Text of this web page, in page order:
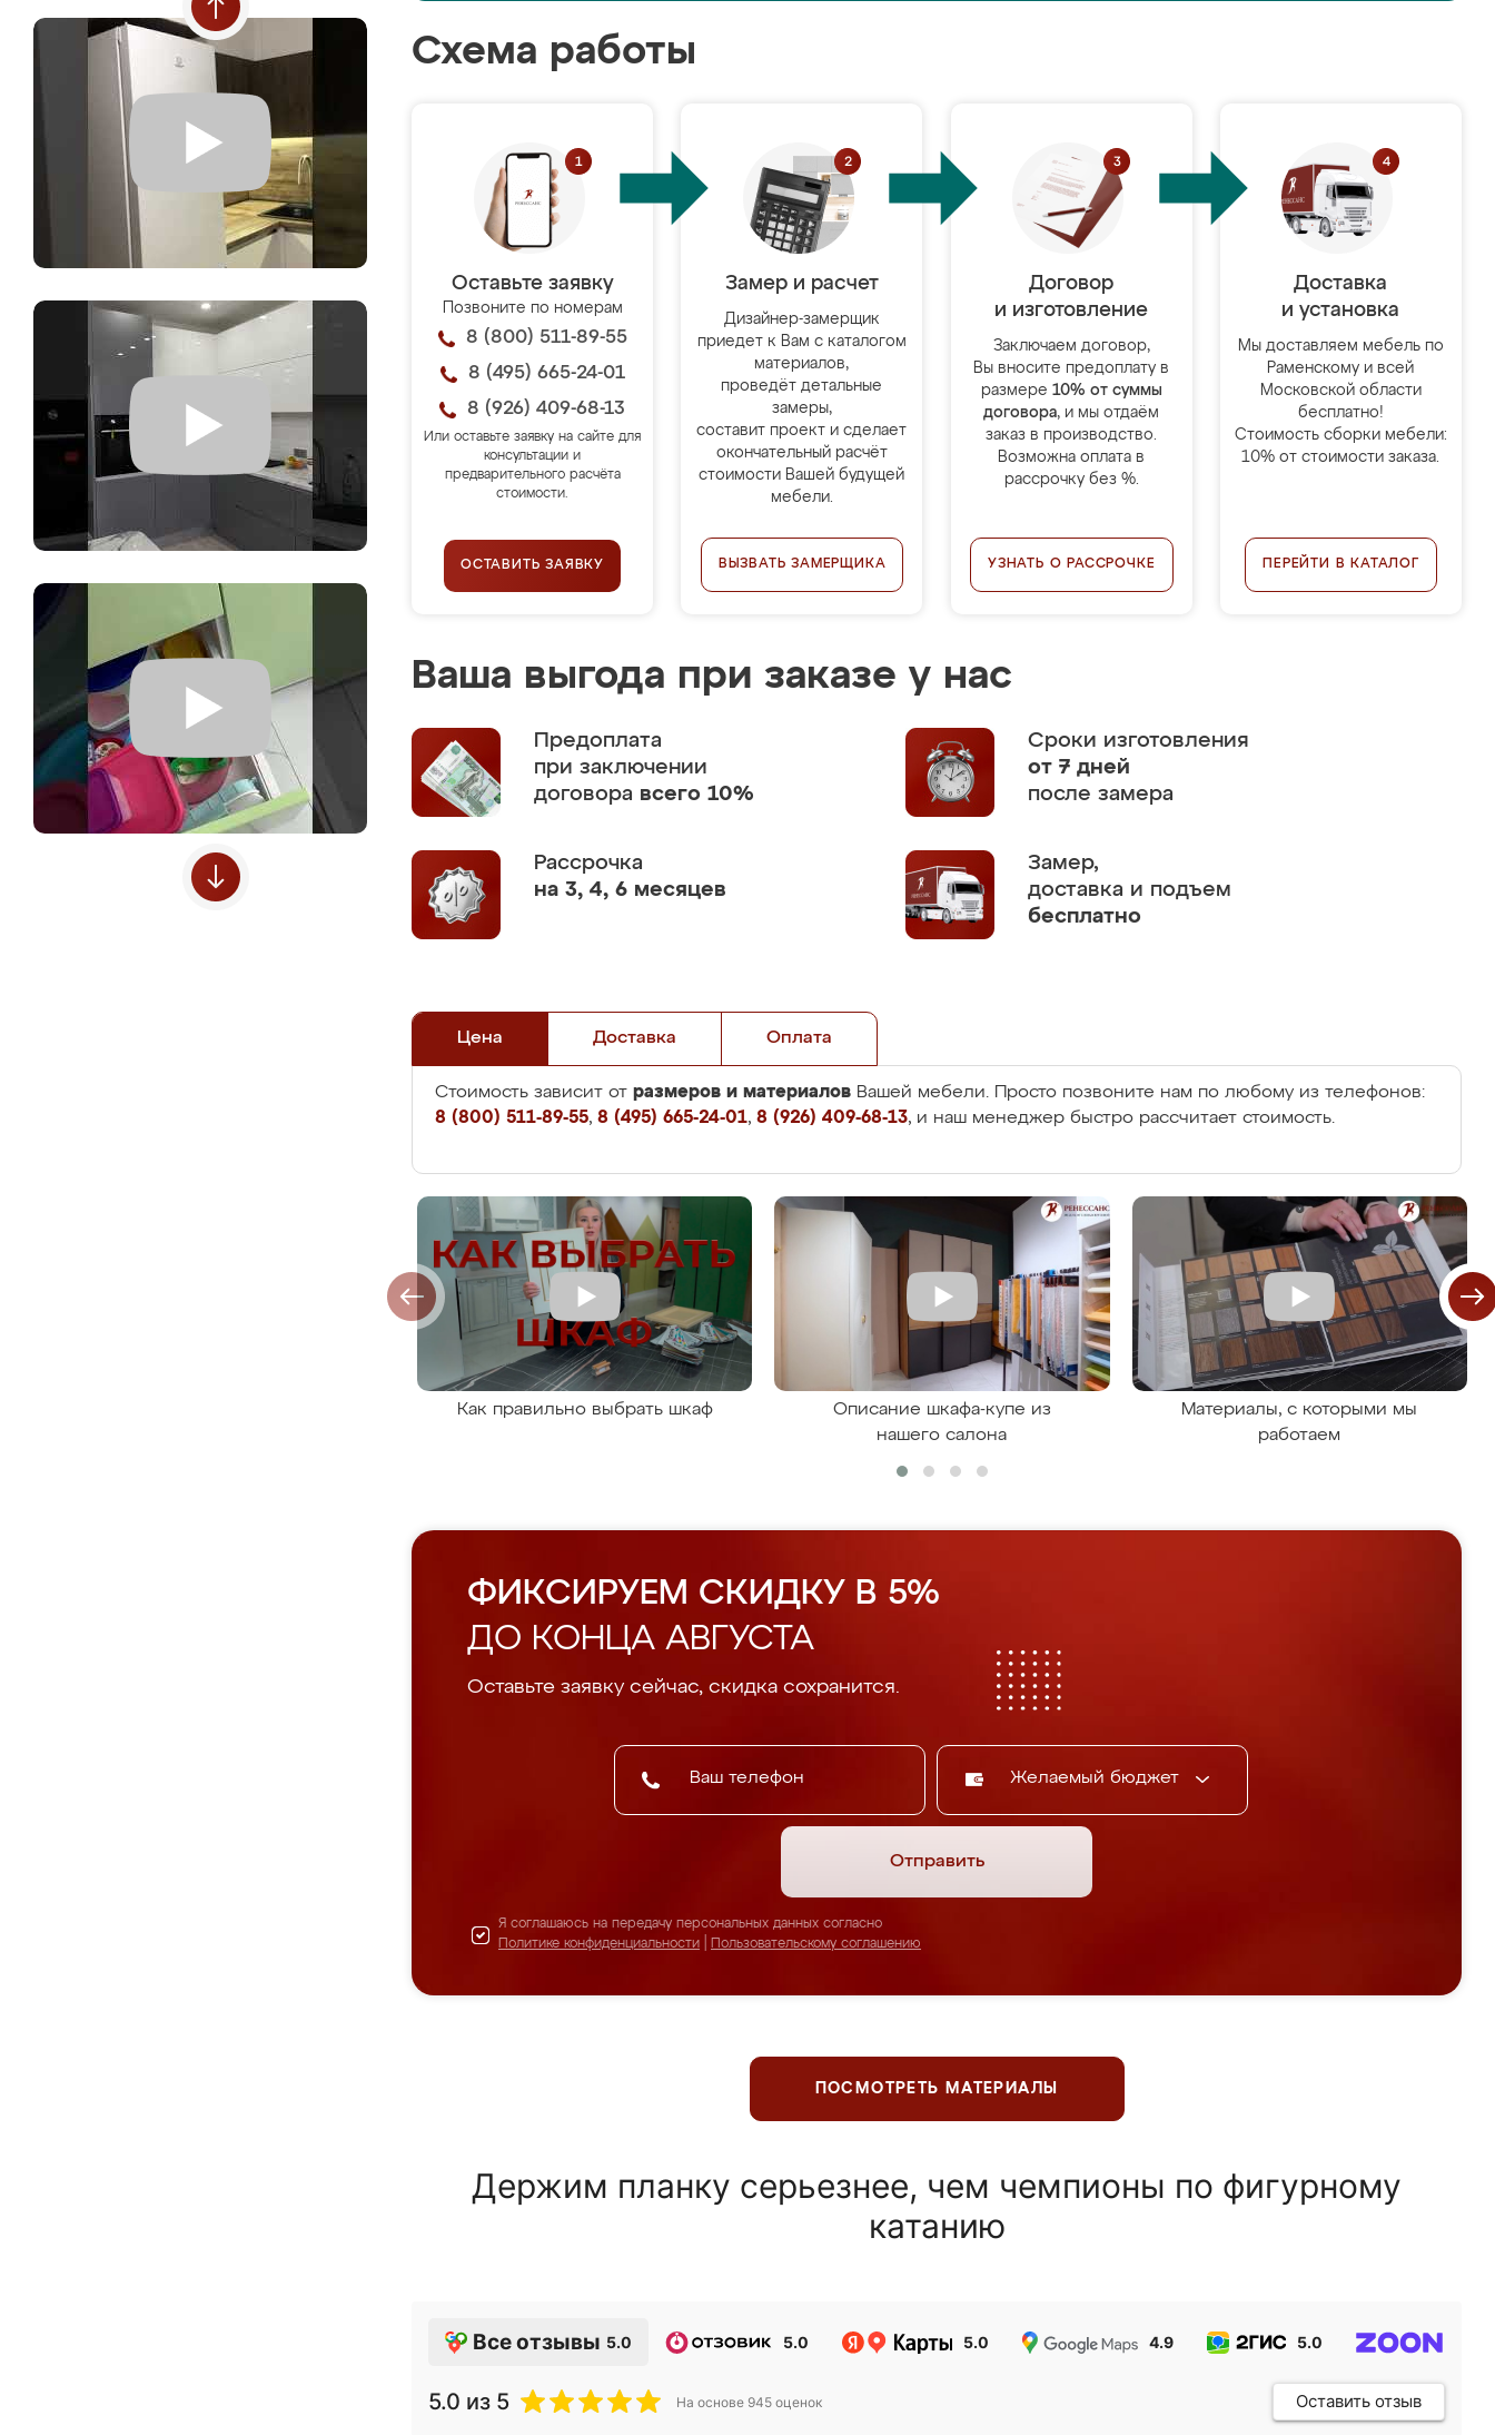
Схема работы
Оставьте заявку
Позвоните по номерам
8 (800) 511-89-55
8 (495) 665-24-01
8 (926) 409-68-13
Или оставьте заявку на сайте для
консультации и
предварительного расчёта
стоимости.
ОСТАВИТЬ ЗАЯВКУ
Замер и расчет
Дизайнер-замерщик
приедет к Вам с каталогом
материалов,
проведёт детальные
замеры,
составит проект и сделает
окончательный расчёт
стоимости Вашей будущей
мебели.
ВЫЗВАТЬ ЗАМЕРЩИКА
Договор
и изготовление
Заключаем договор,
Вы вносите предоплату в
размере 10% от суммы
договора, и мы отдаём
заказ в производство.
Возможна оплата в
рассрочку без %.
УЗНАТЬ О РАССРОЧКЕ
Доставка
и установка
Мы доставляем мебель по
Раменскому и всей
Московской области
бесплатно!
Стоимость сборки мебели:
10% от стоимости заказа.
ПЕРЕЙТИ В КАТАЛОГ
Ваша выгода при заказе у нас
Предоплата
при заключении
договора всего 10%
Сроки изготовления
от 7 дней
после замера
Рассрочка
на 3, 4, 6 месяцев
Замер,
доставка и подъем
бесплатно
Цена Доставка Оплата
Стоимость зависит от размеров и материалов Вашей мебели. Просто позвоните нам по любому из телефонов:
8 (800) 511-89-55, 8 (495) 665-24-01, 8 (926) 409-68-13, и наш менеджер быстро рассчитает стоимость.
Как правильно выбрать шкаф
Описание шкафа-купе из
нашего салона
Материалы, с которыми мы
работаем
ФИКСИРУЕМ СКИДКУ В 5%
ДО КОНЦА АВГУСТА
Оставьте заявку сейчас, скидка сохранится.
Желаемый бюджет
Отправить
Я соглашаюсь на передачу персональных данных согласно
Политике конфиденциальности
Пользовательскому соглашению
ПОСМОТРЕТЬ МАТЕРИАЛЫ
Держим планку серьезнее, чем чемпионы по фигурному
катанию
Все отзывы 5.0 5.0 5.0 4.9 5.0
5.0 из 5 На основе 945 оценок Оставить отзыв